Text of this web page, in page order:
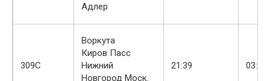
Адлер
309С
Воркута
Киров Пасс
Нижний
Новгород Моск.
21:39 03:42